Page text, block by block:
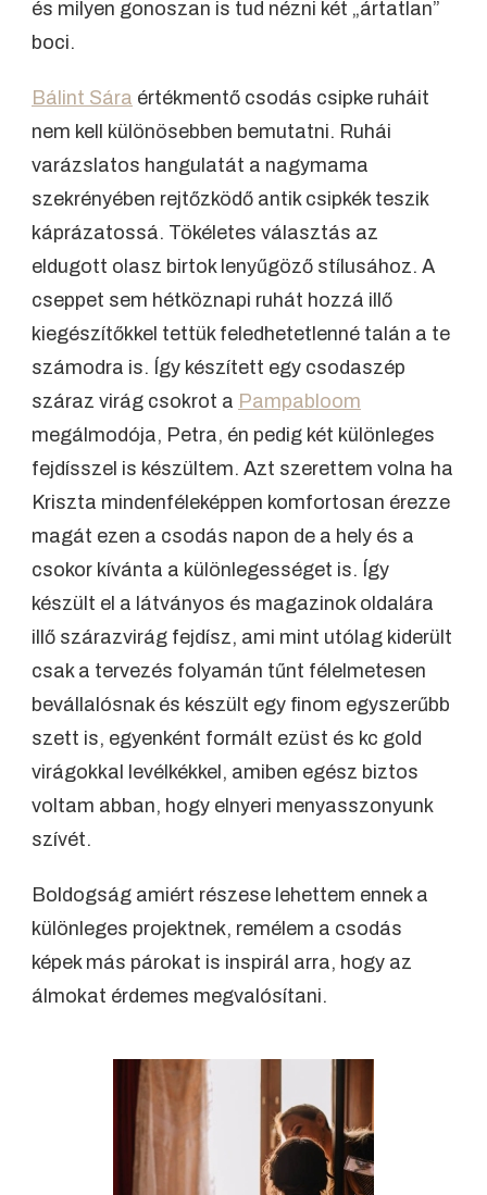
és milyen gonoszan is tud nézni két „ártatlan”
boci.
Bálint Sára értékmentő csodás csipke ruháit
nem kell különösebben bemutatni. Ruhái
varázslatos hangulatát a nagymama
szekrényében rejtőzködő antik csipkék teszik
káprázatossá. Tökéletes választás az
eldugott olasz birtok lenyűgöző stílusához. A
cseppet sem hétköznapi ruhát hozzá illő
kiegészítőkkel tettük feledhetetlenné talán a te
számodra is. Így készített egy csodaszép
száraz virág csokrot a Pampabloom
megálmodója, Petra, én pedig két különleges
fejdísszel is készültem. Azt szerettem volna ha
Kriszta mindenféleképpen komfortosan érezze
magát ezen a csodás napon de a hely és a
csokor kívánta a különlegességet is. Így
készült el a látványos és magazinok oldalára
illő szárazvirág fejdísz, ami mint utólag kiderült
csak a tervezés folyamán tűnt félelmetesen
bevállalósnak és készült egy finom egyszerűbb
szett is, egyenként formált ezüst és kc gold
virágokkal levélkékkel, amiben egész biztos
voltam abban, hogy elnyeri menyasszonyunk
szívét.
Boldogság amiért részese lehettem ennek a
különleges projektnek, remélem a csodás
képek más párokat is inspirál arra, hogy az
álmokat érdemes megvalósítani.